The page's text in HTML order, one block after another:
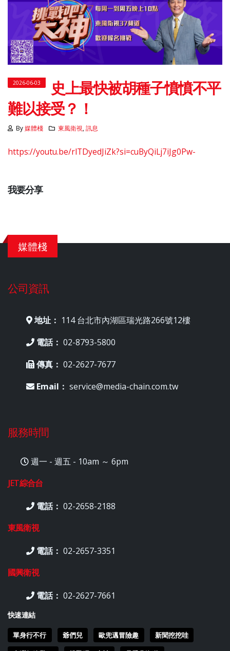
2026-06-03
史上最快被胡種子憤憤不平
難以接受？！
By媒體棧 東風衛視 訊息
https://youtu.be/rlTDyedJiZk?si=cuByQiLj7iJg0Pw-
我要分享
媒體棧
公司資訊
地址： 114 台北市內湖區瑞光路266號12樓
電話： 02-8793-5800
傳真： 02-2627-7677
Email： service@media-chain.com.tw
服務時間
週一 - 週五 - 10am ～ 6pm
JET綜合台
電話： 02-2658-2188
東風衛視
電話： 02-2657-3351
國興衛視
電話： 02-2627-7661
快速連結
單身行不行 爺們兒 歐兜邁冒險趣
新聞挖挖哇